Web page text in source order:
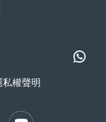
權聲明